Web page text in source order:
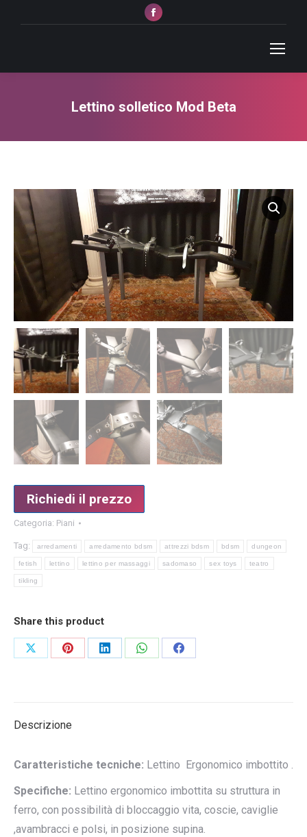
Facebook
page
window
Lettino solletico Mod Beta
Richiedi il prezzo
Categoria: Piani
Tag: arredamenti arredamento bdsm attrezzi bdsm bdsm dungeon
fetish lettino lettino per massaggi sadomaso sex toys teatro
tikling
Share this product
CondividiCondividiCondividiCondividiCondividi
Descrizione
Caratteristiche tecniche: Lettino Ergonomico imbottito .
Specifiche: Lettino ergonomico imbottita su struttura in
ferro, con possibilità di bloccaggio vita, coscie, caviglie
,avambracci e polsi, in posizione supina.